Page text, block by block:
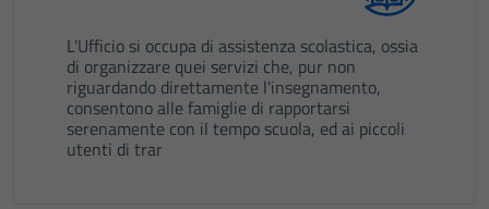
L'Ufficio si occupa di assistenza scolastica, ossia
di organizzare quei servizi che, pur non
riguardando direttamente l'insegnamento,
consentono alle famiglie di rapportarsi
serenamente con il tempo scuola, ed ai piccoli
utenti di trar